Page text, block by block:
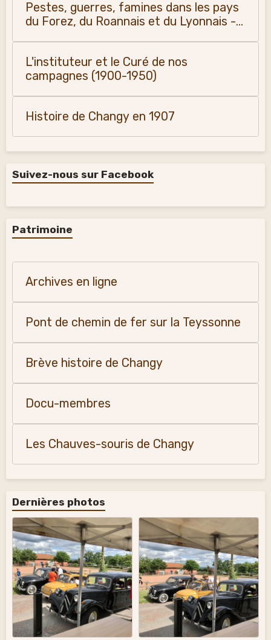
Pestes, guerres, famines dans les pays
du Forez, du Roannais et du Lyonnais -
L'instituteur et le Curé de nos
campagnes (1900-1950)
Histoire de Changy en 1907
Suivez-nous sur Facebook
Patrimoine
Archives en ligne
Pont de chemin de fer sur la Teyssonne
Brève histoire de Changy
Docu-membres
Les Chauves-souris de Changy
Dernières photos